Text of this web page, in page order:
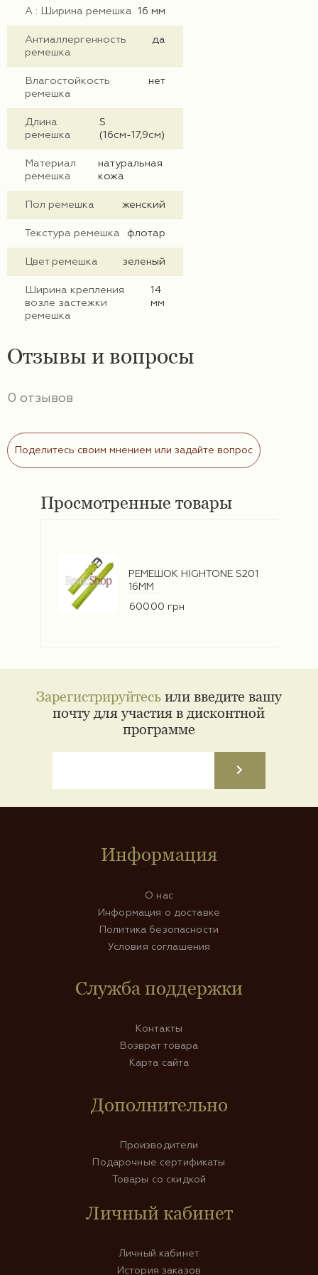
А : Ширина ремешка 16 мм
Антиаллергенность
ремешка
да
Влагостойкость
ремешка
нет
Длина
ремешка
S
(16см-17,9см)
Материал
ремешка
натуральная
кожа
Пол ремешка женский
Текстура ремешка флотар
Цвет ремешка зеленый
Ширина крепления
возле застежки
ремешка
14
мм
Отзывы и вопросы
0 отзывов
Поделитесь своим мнением или задайте вопрос
Просмотренные товары
РЕМЕШОК HIGHTONE S201
16ММ
600.00 грн
Зарегистрируйтесьили введите вашу
почту для участия в дисконтной
программе
Информация
О нас
Информация о доставке
Политика безопасности
Условия соглашения
Служба поддержки
Контакты
Возврат товара
Карта сайта
Дополнительно
Производители
Подарочные сертификаты
Товары со скидкой
Личный кабинет
Личный кабинет
История заказов